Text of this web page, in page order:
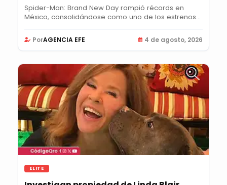
Spider-Man: Brand New Day rompió récords en
México, consolidándose como uno de los estrenos
PorAGENCIA EFE 4 de agosto, 2026
ELITE